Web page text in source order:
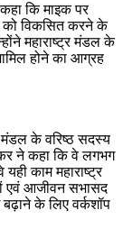
कि माइक पर
विकसित करने के
महाराष्ट्र मंडल के
होने का आग्रह
मंडल के वरिष्ठ सदस्य
ने कहा कि वे लगभग
काम महाराष्ट्र
एवं आजीवन सभासद
के लिए वर्कशॉप